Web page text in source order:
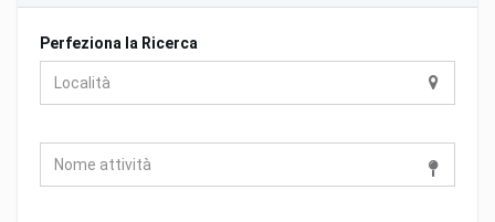
Perfeziona la Ricerca